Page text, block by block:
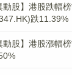
動股】港股跌幅
跌11.39%
動股】港股漲幅